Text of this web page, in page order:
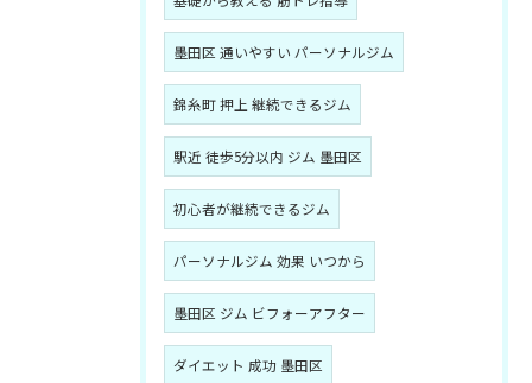
墨田区 通いやすい パーソナルジム
錦糸町 押上 継続できるジム
駅近 徒歩5分以内 ジム 墨田区
初心者が継続できるジム
パーソナルジム 効果 いつから
墨田区 ジム ビフォーアフター
ダイエット 成功 墨田区